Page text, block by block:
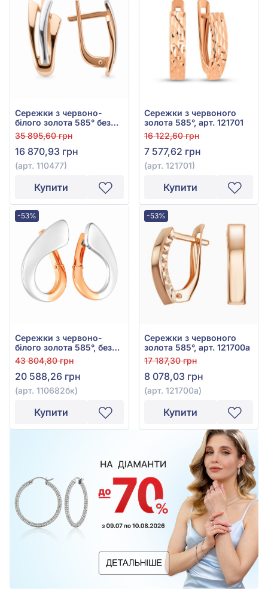
Сережки з червоно-
білого золота 585° без
вставки, арт. 110477
35 895,60 грн
16 870,93 грн
(арт. 110477)
Купити
Сережки з червоного
золота 585°, арт. 121701
16 122,60 грн
7 577,62 грн
(арт. 121701)
Купити
-53%
Сережки з червоно-
білого золота 585°, без
вставки, арт. 110682бк
43 804,80 грн
20 588,26 грн
(арт. 110682бк)
Купити
-53%
Сережки з червоного
золота 585°, арт. 121700а
17 187,30 грн
8 078,03 грн
(арт. 121700а)
Купити